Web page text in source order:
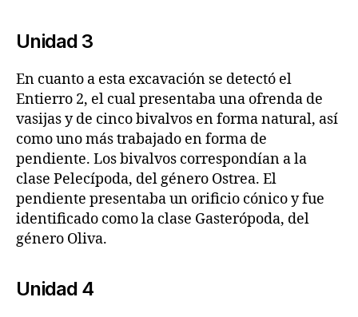
Unidad 3
En cuanto a esta excavación se detectó el
Entierro 2, el cual presentaba una ofrenda de
vasijas y de cinco bivalvos en forma natural, así
como uno más trabajado en forma de
pendiente. Los bivalvos correspondían a la
clase Pelecípoda, del género Ostrea. El
pendiente presentaba un orificio cónico y fue
identificado como la clase Gasterópoda, del
género Oliva.
Unidad 4